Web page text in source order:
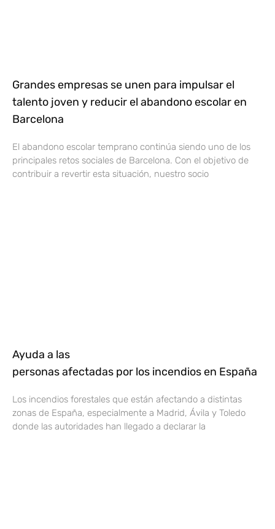
Grandes empresas se unen para impulsar el
talento joven y reducir el abandono escolar en
Barcelona
El abandono escolar temprano continúa siendo uno de los
principales retos sociales de Barcelona. Con el objetivo de
contribuir a revertir esta situación, nuestro socio
Ayuda a las
personas afectadas por los incendios en España
Los incendios forestales que están afectando a distintas
zonas de España, especialmente a Madrid, Ávila y Toledo
donde las autoridades han llegado a declarar la